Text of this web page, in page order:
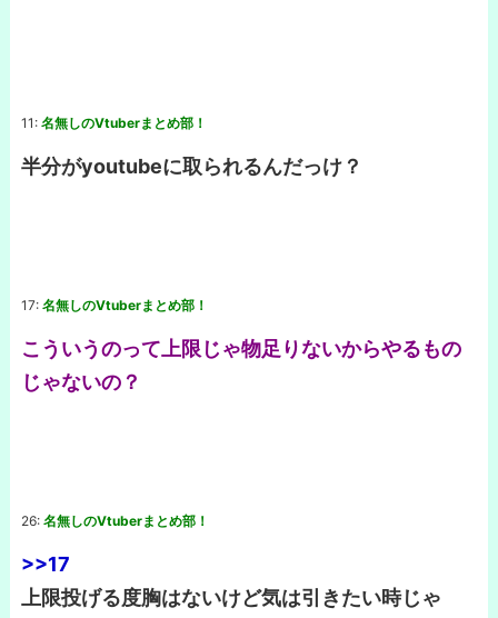
11: 名無しのVtuberまとめ部！
半分がyoutubeに取られるんだっけ？
17: 名無しのVtuberまとめ部！
こういうのって上限じゃ物足りないからやるもの
じゃないの？
26: 名無しのVtuberまとめ部！
>>17
上限投げる度胸はないけど気は引きたい時じゃ